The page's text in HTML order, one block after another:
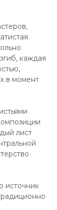
каждая
в момент
лист
источник